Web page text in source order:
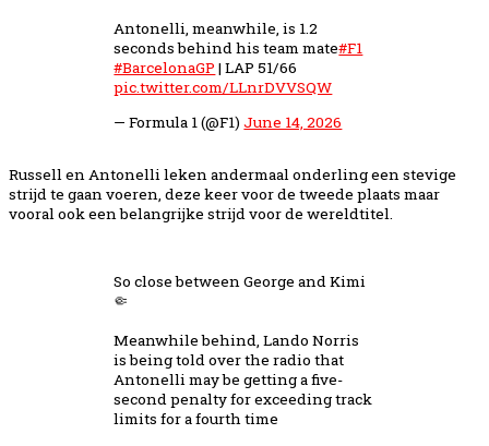
Antonelli, meanwhile, is 1.2
seconds behind his team mate#F1
#BarcelonaGP | LAP 51/66
pic.twitter.com/LLnrDVVSQW
— Formula 1 (@F1)June 14, 2026
Russell en Antonelli leken andermaal onderling een stevige
strijd te gaan voeren, deze keer voor de tweede plaats maar
vooral ook een belangrijke strijd voor de wereldtitel.
So close between George and Kimi
🤏
Meanwhile behind, Lando Norris
is being told over the radio that
Antonelli may be getting a five-
second penalty for exceeding track
limits for a fourth time